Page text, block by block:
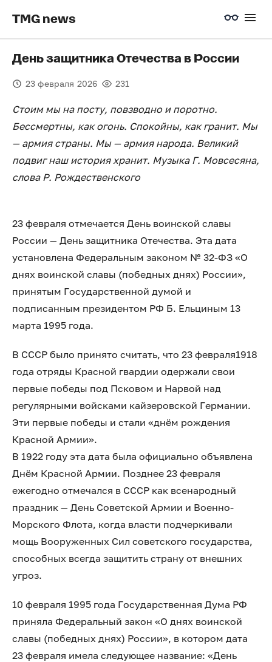
TMG news
️День защитника Отечества в России
23 февраля 2026 231
Стоим мы на посту, повзводно и поротно.
Бессмертны, как огонь. Спокойны, как гранит. Мы
— армия страны. Мы — армия народа. Великий
подвиг наш история хранит. Музыка Г. Мовсесяна,
слова Р. Рождественского
23 февраля отмечается День воинской славы
России — День защитника Отечества. Эта дата
установлена Федеральным законом № 32-ФЗ «О
днях воинской славы (победных днях) России»,
принятым Государственной думой и
подписанным президентом РФ Б. Ельциным 13
марта 1995 года.
В СССР было принято считать, что 23 февраля1918
года отряды Красной гвардии одержали свои
первые победы под Псковом и Нарвой над
регулярными войсками кайзеровской Германии.
Эти первые победы и стали «днём рождения
Красной Армии».
В 1922 году эта дата была официально объявлена
Днём Красной Армии. Позднее 23 февраля
ежегодно отмечался в СССР как всенародный
праздник — День Советской Армии и Военно-
Морского Флота, когда власти подчеркивали
мощь Вооруженных Сил советского государства,
способных всегда защитить страну от внешних
угроз.
10 февраля 1995 года Государственная Дума РФ
приняла Федеральный закон «О днях воинской
славы (победных днях) России», в котором дата
23 февраля имела следующее название: «День